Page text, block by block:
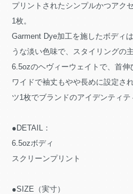
プリントされたシンプルかつアク
1枚。
Garment Dye加工を施したボディ
うな淡い色味で、スタイリングの
6.5ozのヘヴィーウェイトで、首伸
ワイドで袖丈もやや長めに設定さ
ツ1枚でブランドのアイデンティテ
●DETAIL：
6.5ozボディ
スクリーンプリント
●SIZE（実寸）